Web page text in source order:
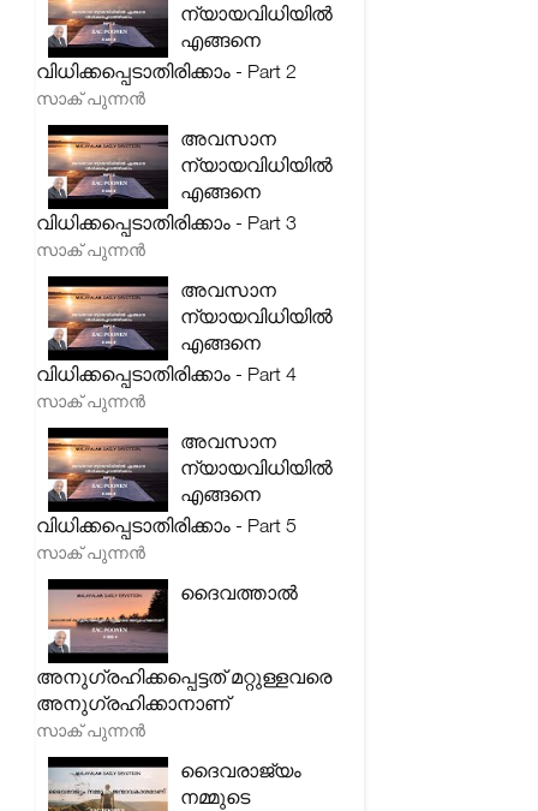
ന്യായവിധിയിൽ
എങ്ങനെ
വിധിക്കപ്പെടാതിരിക്കാം - Part 2
സാക് പുന്നൻ
അവസാന
ന്യായവിധിയിൽ
എങ്ങനെ
വിധിക്കപ്പെടാതിരിക്കാം - Part 3
സാക് പുന്നൻ
അവസാന
ന്യായവിധിയിൽ
എങ്ങനെ
വിധിക്കപ്പെടാതിരിക്കാം - Part 4
സാക് പുന്നൻ
അവസാന
ന്യായവിധിയിൽ
എങ്ങനെ
വിധിക്കപ്പെടാതിരിക്കാം - Part 5
സാക് പുന്നൻ
ദൈവത്താൽ
അനുഗ്രഹിക്കപ്പെട്ടത് മറ്റുള്ളവരെ
അനുഗ്രഹിക്കാനാണ്
സാക് പുന്നൻ
ദൈവരാജ്യം
നമ്മുടെ